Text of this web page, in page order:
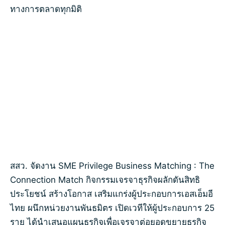
ทางการตลาดทุกมิติ
สสว. จัดงาน SME Privilege Business Matching : The
Connection Match กิจกรรมเจรจาธุรกิจผลักดันสิทธิ
ประโยชน์ สร้างโอกาส เสริมแกร่งผู้ประกอบการเอสเอ็มอี
ไทย ผนึกหน่วยงานพันธมิตร เปิดเวทีให้ผู้ประกอบการ 25
ราย ได้นำเสนอแผนธุรกิจเพื่อเจรจาต่อยอดขยายธุรกิจ